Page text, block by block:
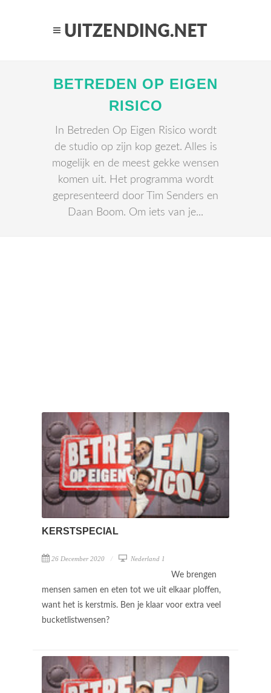
BETREDEN OP EIGEN
RISICO
In Betreden Op Eigen Risico wordt
de studio op zijn kop gezet. Alles is
mogelijk en de meest gekke wensen
komen uit. Het programma wordt
gepresenteerd door Tim Senders en
Daan Boom. Om iets van je...
KERSTSPECIAL
26 December 2020 Nederland 1
We brengen
mensen samen en eten tot we uit elkaar ploffen,
want het is kerstmis. Ben je klaar voor extra veel
bucketlistwensen?